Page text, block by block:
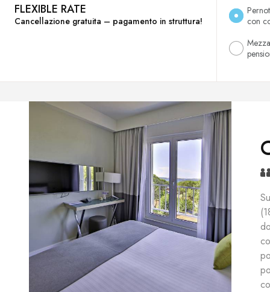
FLEXIBLE RATE
Cancellazione gratuita – pagamento in struttura!
con
Mezza